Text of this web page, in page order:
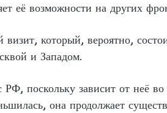
её возможности на других
который, вероятно,
и Западом.
РФ, поскольку зависит от неё
она продолжает